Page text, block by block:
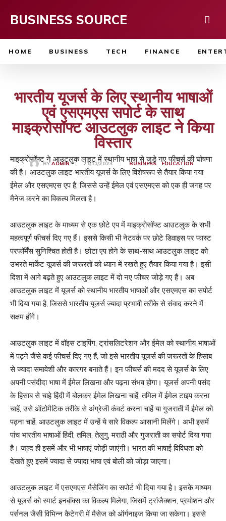
BUSINESS SOURCE
HOME BUSINESS TECH FINANCE
भारतीय यूजर्स के लिए स्थानीय भाषाओं
एवं एसएमएस सपोर्ट के साथ
माइक्रोसॉफ्ट आउटलुक लाइट ने किया
विस्तार
BY ADMIN 21/11/2023 BUSINESS EDUCATION
माइक्रोसॉफ्ट ने आउटलुक लाइट में स्थानीय भाषा से जुड़े नए फीचर्स की घोषणा
की है। आउटलुक लाइट भारतीय यूजर्स के लिए विशेषरूप से तैयार किया गया
ईमेल और एसएमएस एप है, जिससे उन्हें ईमेल एवं एसएमएस को एक ही जगह पर
मैनेज करने का विकल्प मिलता है।
आउटलुक लाइट के माध्यम से एक छोटे एप में माइक्रोसॉफ्ट आउटलुक के सभी
महत्वपूर्ण फीचर्स दिए गए हैं। इससे किसी भी नेटवर्क पर छोटे डिवाइस पर फास्ट
परफॉर्मेंस सुनिश्चित होती है। छोटा एप होने के साथ-साथ आउटलुक लाइट को
उभरते मार्केट यूजर्स की जरूरतों को ध्यान में रखते हुए तैयार किया गया है। इसी
दिशा में आगे बढ़ते हुए आउटलुक लाइट में दो नए फीचर जोड़े गए हैं। अब
आउटलुक लाइट में यूजर्स को स्थानीय भारतीय भाषाओं और एसएमएस का सपोर्ट
भी दिया गया है, जिससे भारतीय यूजर्स ज्यादा प्रभावी तरीके से संवाद करने में
सक्षम होंगे।
आउटलुक लाइट में वॉइस टाइपिंग, ट्रांसलिटरेशन और ईमेल को स्थानीय भाषाओं
में पढ़ने जैसे कई फीचर्स दिए गए हैं, जो इसे भारतीय यूजर्स की जरूरतों के हिसाब
से ज्यादा समावेशी और कारगर बनाते हैं। इन फीचर्स की मदद से यूजर्स के लिए
अपनी पसंदीदा भाषा में ईमेल लिखना और पढ़ना संभव होगा। यूजर्स अपनी पसंद
के हिसाब से चाहे हिंदी में बोलकर ईमेल लिखना चाहें, तमिल में ईमेल टाइप करना
चाहें, उसे ऑटोमैटिक तरीके से अंग्रेजी कंवर्ट करना चाहें या गुजराती में ईमेल को
पढ़ना चाहें, आउटलुक लाइट में उन्हें ये सारे विकल्प आसानी मिलेंगे। अभी इसमें
पांच भारतीय भाषाओं हिंदी, तमिल, तेलुगु, मराठी और गुजराती का सपोर्ट दिया गया
है। जल्द ही इसमें और भी भाषाएं जोड़ी जाएंगी। भारत की भाषाई विविधता को
देखते हुए इसमें ज्यादा से ज्यादा भाषा एवं बोली को जोड़ा जाएगा।
आउटलुक लाइट में एसएमएस मैसेजिंग का सपोर्ट भी दिया गया है। इसके माध्यम
से यूजर्स को स्मार्ट इनबॉक्स का विकल्प मिलेगा, जिसमें ट्रांजैक्शन, प्रमोशन और
पर्सनल जैसी विभिन्न कैटेगरी में मैसेज को ऑर्गनाइज किया जा सकेगा। इससे